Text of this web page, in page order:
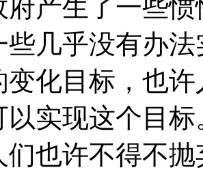
府产生了一些
些几乎没有办
变化目标，也
以实现这个目
们也许不得不